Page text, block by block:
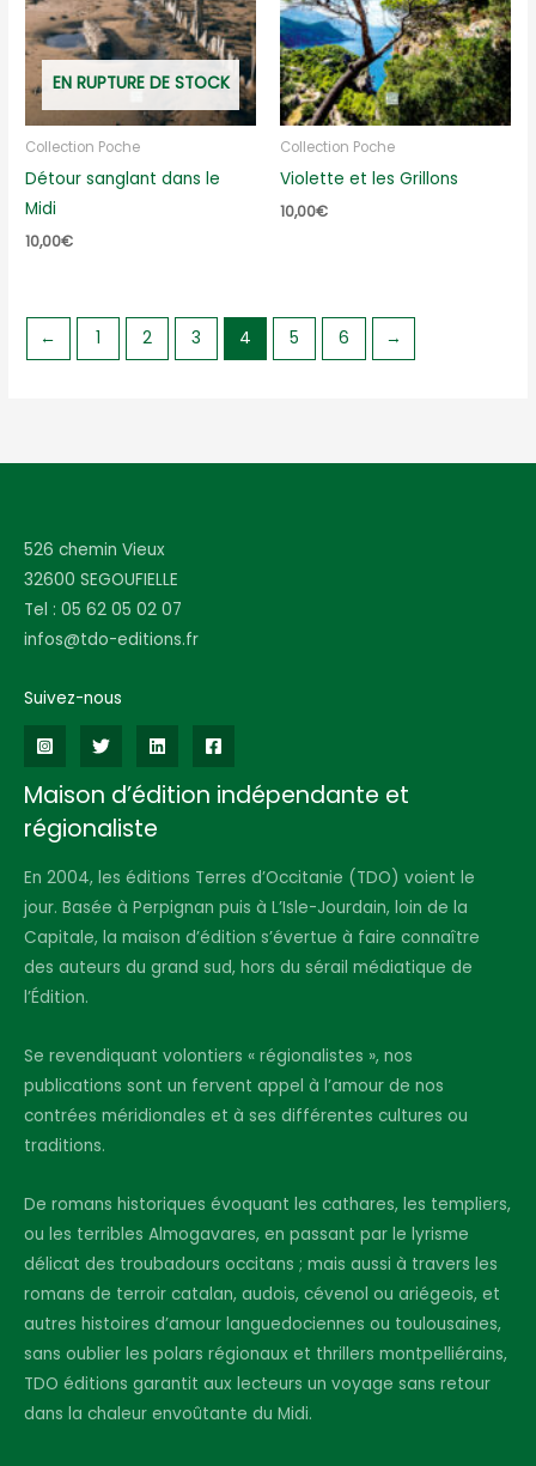
EN RUPTURE DE STOCK
Collection Poche
Détour sanglant dans le
Midi
10,00€
Collection Poche
Violette et les Grillons
10,00€
← 1 2 3 4 5 6 →
526 chemin Vieux
32600 SEGOUFIELLE
Tel : 05 62 05 02 07
infos@tdo-editions.fr
Suivez-nous
Maison d’édition indépendante et
régionaliste
En 2004, les éditions Terres d’Occitanie (TDO) voient le
jour. Basée à Perpignan puis à L’Isle-Jourdain, loin de la
Capitale, la maison d’édition s’évertue à faire connaître
des auteurs du grand sud, hors du sérail médiatique de
l’Édition.
Se revendiquant volontiers « régionalistes », nos
publications sont un fervent appel à l’amour de nos
contrées méridionales et à ses différentes cultures ou
traditions.
De romans historiques évoquant les cathares, les templiers,
ou les terribles Almogavares, en passant par le lyrisme
délicat des troubadours occitans ; mais aussi à travers les
romans de terroir catalan, audois, cévenol ou ariégeois, et
autres histoires d’amour languedociennes ou toulousaines,
sans oublier les polars régionaux et thrillers montpelliérains,
TDO éditions garantit aux lecteurs un voyage sans retour
dans la chaleur envoûtante du Midi.